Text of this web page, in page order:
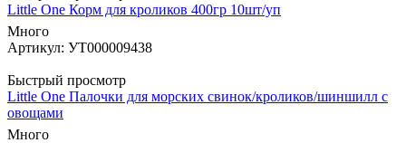
Little One Корм для кроликов 400гр 10шт/уп
Много
Артикул: УТ000009438
Быстрый просмотр
Little One Палочки для морских свинок/кроликов/шиншилл с
овощами
Много